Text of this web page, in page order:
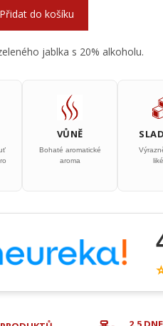
Přidat do košíku
jablka s 20% alkoholu.
VŮNĚ
Bohaté aromatické
aroma